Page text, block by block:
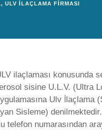
, ULV İLAÇLAMA FIRMASI
ilaçlaması konusunda
sisine U.L.V. (Ultra
Ulv İlaçlama
Sisleme)
telefon numarasından